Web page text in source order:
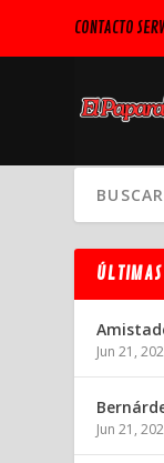
CONTACTO
Jun 21,
Jun 21,